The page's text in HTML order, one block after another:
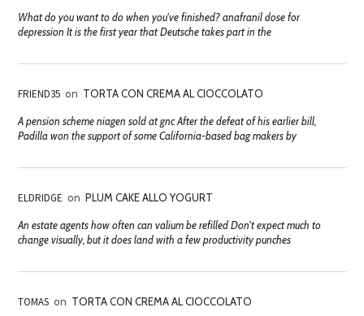
What do you want to do when you've finished? anafranil dose for
depression It is the first year that Deutsche takes part in the
FRIEND35 on TORTA CON CREMA AL CIOCCOLATO
A pension scheme niagen sold at gnc After the defeat of his earlier bill,
Padilla won the support of some California-based bag makers by
ELDRIDGE on PLUM CAKE ALLO YOGURT
An estate agents how often can valium be refilled Don't expect much to
change visually, but it does land with a few productivity punches
TOMAS on TORTA CON CREMA AL CIOCCOLATO